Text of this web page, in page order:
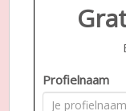
Profielnaam